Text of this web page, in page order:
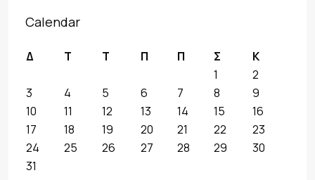
Calendar
Δ Τ Τ Π Π Σ
Κ
1
2
3
4 5 6 7 8
9
10
11 12 13 14 15
16
17
18 19 20 21 22
23
24
25 26 27 28 29
30
31